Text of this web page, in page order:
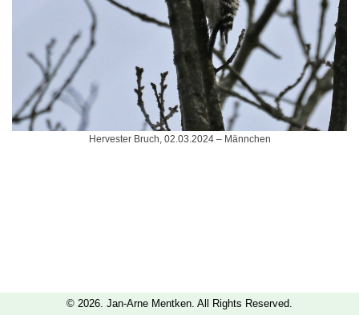
Hervester Bruch, 02.03.2024 – Männchen
© 2026. Jan-Arne Mentken. All Rights Reserved.